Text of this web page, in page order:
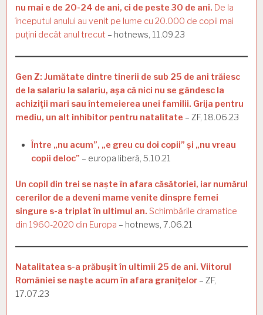
nu mai e de 20-24 de ani, ci de peste 30 de ani. De la
începutul anului au venit pe lume cu 20.000 de copii mai
puțini decât anul trecut – hotnews, 11.09.23
Gen Z: Jumătate dintre tinerii de sub 25 de ani trăiesc
de la salariu la salariu, aşa că nici nu se gândesc la
achiziţii mari sau întemeierea unei familii. Grija pentru
mediu, un alt inhibitor pentru natalitate – ZF, 18.06.23
Între „nu acum”, „e greu cu doi copii” și „nu vreau
copii deloc” – europa liberă, 5.10.21
Un copil din trei se naște în afara căsătoriei, iar numărul
cererilor de a deveni mame venite dinspre femei
singure s-a triplat în ultimul an. Schimbările dramatice
din 1960-2020 din Europa – hotnews, 7.06.21
Natalitatea s-a prăbuşit în ultimii 25 de ani. Viitorul
României se naşte acum în afara graniţelor – ZF,
17.07.23